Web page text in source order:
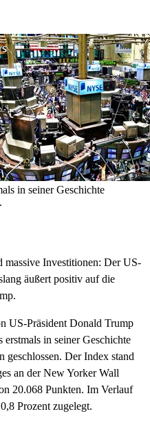
in seiner Geschichte
massive Investitionen: Der US-
äußert positiv auf die
US-Präsident Donald Trump
in seiner Geschichte
geschlossen. Der Index stand
an der New Yorker Wall
20.068 Punkten. Im Verlauf
Prozent zugelegt.